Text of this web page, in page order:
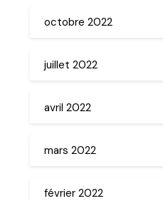
octobre 2022
juillet 2022
avril 2022
mars 2022
février 2022